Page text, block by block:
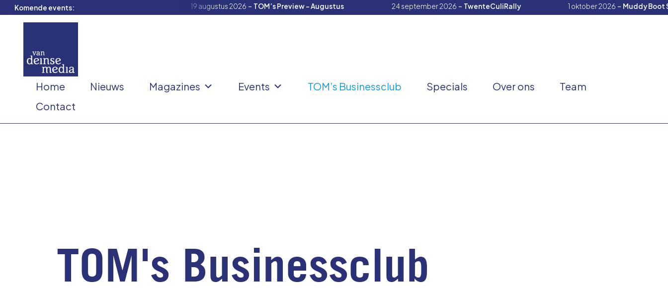
Komende events: 19 augustus 2026 - TOM’s Preview – Augustus 24 september 2026 - TwenteCuliRally 1 oktober 2026 - Muddy Boot
Home Nieuws Magazines Events TOM’s Businessclub Specials Over ons
Team
Contact
TOM's Businessclub